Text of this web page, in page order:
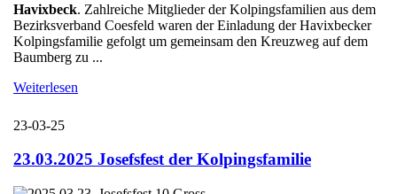
Havixbeck. Zahlreiche Mitglieder der Kolpingsfamilien aus dem
Bezirksverband Coesfeld waren der Einladung der Havixbecker
Kolpingsfamilie gefolgt um gemeinsam den Kreuzweg auf dem
Baumberg zu ...
Weiterlesen
23-03-25
23.03.2025 Josefsfest der Kolpingsfamilie